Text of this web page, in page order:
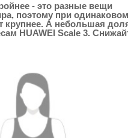
- это разные вещи
поэтому при
крупнее. А небольшая
HUAWEI Scale 3.